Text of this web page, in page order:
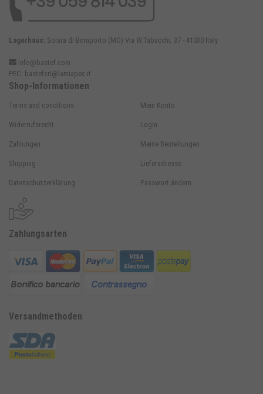
Lagerhaus: Solara di Bomporto (MO) Via W.Tabacchi, 37 - 41030 Italy
info@bastef.com
PEC: bastefsrl@lamiapec.it
Zahlungsarten
Versandmethoden
Shop-Informationen
Terms and conditions
Widerrufsrecht
Zahlungen
Shipping
Datenschutzerklärung
Mein Konto
Login
Meine Bestellungen
Lieferadresse
Passwort ändern